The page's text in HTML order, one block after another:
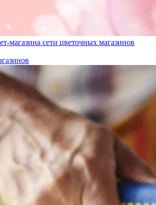
магазина сети цветочных магазинов